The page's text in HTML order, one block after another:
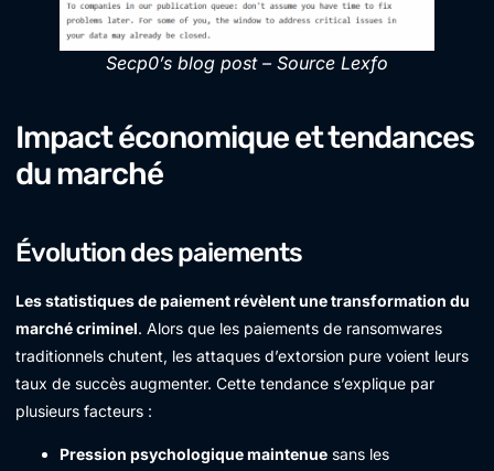
Secp0’s blog post – Source Lexfo
Impact économique et tendances
du marché
Évolution des paiements
Les statistiques de paiement révèlent une transformation du
marché criminel. Alors que les paiements de ransomwares
traditionnels chutent, les attaques d’extorsion pure voient leurs
taux de succès augmenter. Cette tendance s’explique par
plusieurs facteurs :
Pression psychologique maintenue sans les